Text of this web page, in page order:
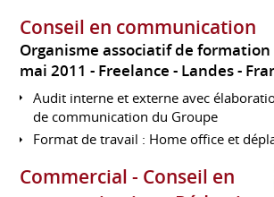
Conseil en communication
Organisme associatif de formation
mai 2011 Freelance Landes
Audit interne et externe avec
de communication du Groupe
Format de travail : Home office et
Commercial - Conseil en